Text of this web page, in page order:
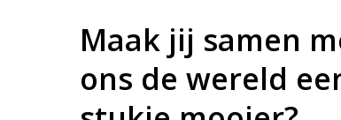
Maak jij samen
ons de wereld